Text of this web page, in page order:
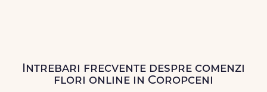
Livrăm buchete de florichiar și în weekend, pentru ca tu
să poți adresa un gest frumos atunci când ai nevoie.
Intrebari frecvente despre comenzi
flori online in Coropceni